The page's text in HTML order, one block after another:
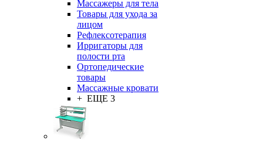
Массажеры для тела
Товары для ухода за
лицом
Рефлексотерапия
Ирригаторы для
полости рта
Ортопедические
товары
Массажные кровати
+ ЕЩЕ 3